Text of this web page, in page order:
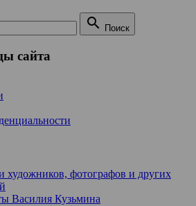
 Поиск
сайта
художников, фотографов и других
Василия Кузьмина